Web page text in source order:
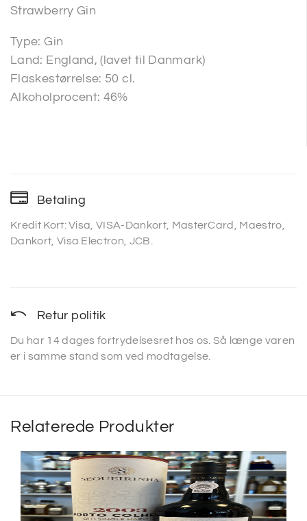
Strawberry Gin
Type: Gin
Land: England, (lavet til Danmark)
Flaskestørrelse: 50 cl.
Alkoholprocent: 46%
Betaling
Kredit Kort: Visa, VISA-Dankort, MasterCard, Maestro,
Dankort, Visa Electron, JCB.
Retur politik
Du har 14 dages fortrydelsesret hos os. Så længe varen
er i samme stand som ved modtagelse.
Relaterede Produkter